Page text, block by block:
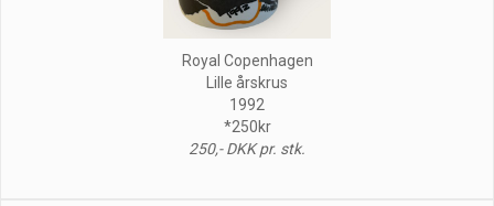
Royal Copenhagen
Lille årskrus
1992
*250kr
250,- DKK pr. stk.